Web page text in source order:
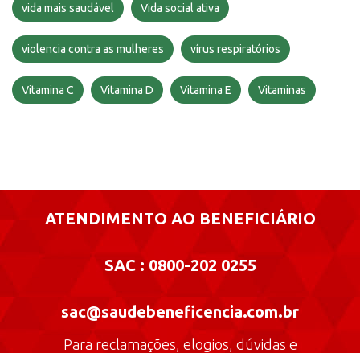
vida mais saudável Vida social ativa
violencia contra as mulheres vírus respiratórios
Vitamina C Vitamina D Vitamina E Vitaminas
ATENDIMENTO AO BENEFICIÁRIO
SAC : 0800-202 0255
sac@saudebeneficencia.com.br
Para reclamações, elogios, dúvidas e